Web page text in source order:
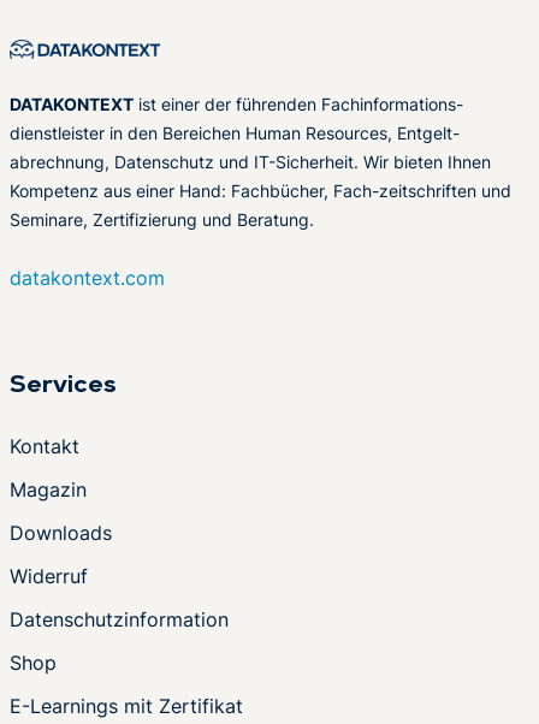
DATAKONTEXT ist einer der führenden Fachinformations-
dienstleister in den Bereichen Human Resources, Entgelt-
abrechnung, Datenschutz und IT-Sicherheit. Wir bieten Ihnen
Kompetenz aus einer Hand: Fachbücher, Fach-zeitschriften und
Seminare, Zertifizierung und Beratung.
datakontext.com
Services
Kontakt
Magazin
Downloads
Widerruf
Datenschutzinformation
Shop
E-Learnings mit Zertifikat